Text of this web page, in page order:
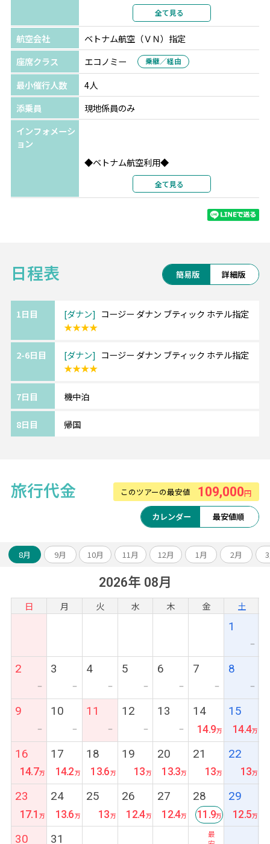
4名1室利用
部屋カテゴリ
指定なし
全て見る
航空会社
ベトナム航空（ＶＮ）指定
座席クラス
エコノミー 乗継／経由
最小催行人数
4人
添乗員
現地係員のみ
インフォメーシ
ョン
◆ベトナム航空利用◆
航空会社の格付けスカイトラックスで4ッ星認
ベトナム各地に接続可能で、他エリアとの周
便利な街の中心にあるため、ダナンの見どこ
ドラゴン橋のすぐそばにあるため週末に行わ
れるショーにも、
客室はブティックホテルらしい、おしゃれで
可愛い内装。
隣の部屋とのコネクティングルームもできる
＜＜アレンジ自由自在＞＞
せっかくダナンに行くなら、少し足を延ばし
てホイアンとの周遊がお勧め♪
ロマンティックで風情のあるホイアンは写真
ご希望の場合は、スタッフまでご相談くださ
全て見る
日程表 簡易版 詳細版
1日目 ダナン
コージー ダナン ブティック ホテル指定
★★★★
2-6日目 ダナン
コージー ダナン ブティック ホテル指定
★★★★
7日目 機中泊
8日目 帰国
旅行代金 このツアーの最安値 109,000円
カレンダー 最安値順
8月 9月 10月 11月 12月 1月 2月
2026年 08月
日 月 火 水 木 金 土
1
ー
2
ー
3
ー
4
ー
5
ー
6
ー
7
ー
8
ー
9
ー
10
ー
11
ー
12
ー
13
ー
14
14.9
15
14.4
16
14.7
17
14.2
18
13.6
19
13
20
13.3
21
13
22
13
23
17.1
24
13.6
25
13
26
12.4
27
12.4
28
最
11.9
29
12.5
30 31